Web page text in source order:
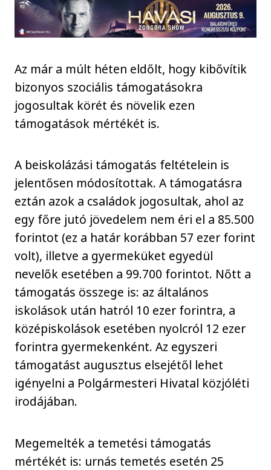
Az már a múlt héten eldőlt, hogy kibővítik
bizonyos szociális támogatásokra
jogosultak körét és növelik ezen
támogatások mértékét is.
A beiskolázási támogatás feltételein is
jelentősen módosítottak. A támogatásra
eztán azok a családok jogosultak, ahol az
egy főre jutó jövedelem nem éri el a 85.500
forintot (ez a határ korábban 57 ezer forint
volt), illetve a gyermeküket egyedül
nevelők esetében a 99.700 forintot. Nőtt a
támogatás összege is: az általános
iskolások után hatról 10 ezer forintra, a
középiskolások esetében nyolcról 12 ezer
forintra gyermekenként. Az egyszeri
támogatást augusztus elsejétől lehet
igényelni a Polgármesteri Hivatal közjóléti
irodájában.
Megemelték a temetési támogatás
mértékét is: urnás temetés esetén 25